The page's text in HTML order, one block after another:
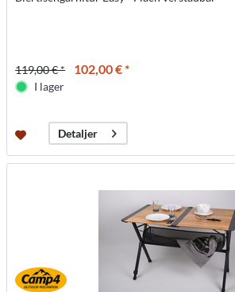
119,00 € * 102,00 € *
I lager
Detaljer